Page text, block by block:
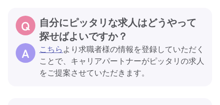
自分にピッタリな求人はどうやって
探せばよいですか？
こちらより求職者様の情報を登録していただく
ことで、キャリアパートナーがピッタリの求人
をご提案させていただきます。